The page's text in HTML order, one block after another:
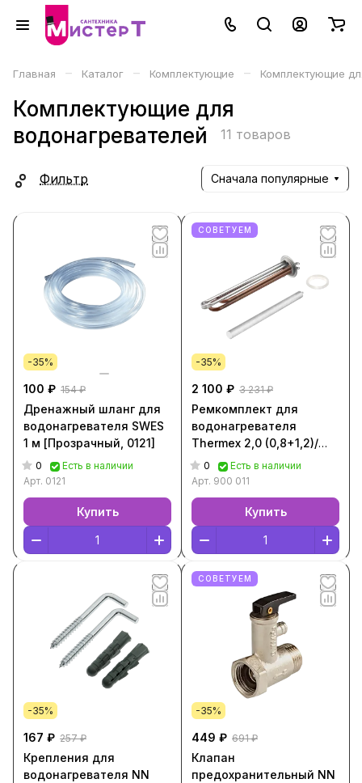
Главная – Каталог – Комплектующие – Комплектующие
Комплектующие для
водонагревателей
11 товаров
Фильтр Сначала популярные
-35%
100 ₽ 154 ₽
Дренажный шланг для
водонагревателя SWES
1 м [Прозрачный, 0121]
0
Есть в наличии
Арт. 0121
Купить
СОВЕТУЕМ
-35%
2 100 ₽ 3 231 ₽
Ремкомплект для
водонагревателя
Thermex 2,0 (0,8+1,2)/
М6/RF [Металлик, 900
011]
0
Есть в наличии
Арт. 900 011
Купить
-35%
167 ₽ 257 ₽
Крепления для
водонагревателя NN
СОВЕТУЕМ
-35%
449 ₽ 691 ₽
Клапан
предохранительный NN